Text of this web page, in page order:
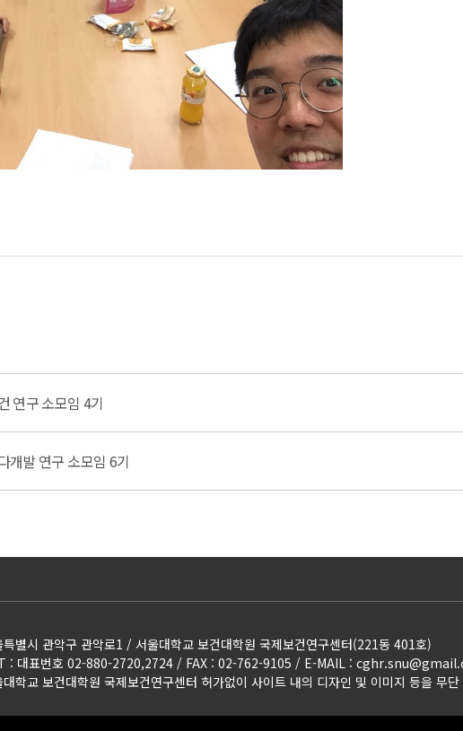
연구 소모임 4기
개발 연구 소모임 6기
특별시 관악구 관악로1 / 서울대학교 보건대학원 국제보건연구센터(221동 401호)
: 대표번호 02-880-2720,2724 / FAX : 02-762-9105 / E-MAIL :
대학교 보건대학원 국제보건연구센터 허가없이 사이트 내의 디자인 및 이미지 등을 무